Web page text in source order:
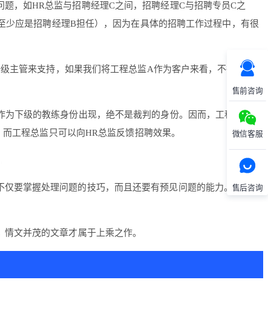
售前咨询
微信客服
售后咨询
，如HR总监与招聘经理C之间，招聘经理C与招聘专员C之
应是招聘经理B担任），因为在具体的招聘工作过程中，有很
管来支持，如果我们将工程总监A作为客户来看，不很容易理
下级的教练身份出现，绝不是裁判的身份。因而，工程总监A
工程总监只可以向HR总监反馈招聘效果。
要掌握处理问题的技巧，而且还要有预见问题的能力。这些能
文并茂的文章才属于上乘之作。